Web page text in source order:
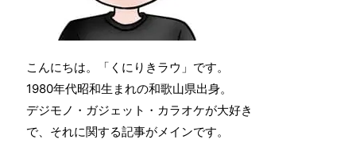
こんにちは。「くにりきラウ」です。
1980年代昭和生まれの和歌山県出身。
デジモノ・ガジェット・カラオケが大好き
で、それに関する記事がメインです。